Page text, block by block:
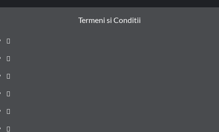
Termeni si Conditii
Prima
pagină
Știri
de
ultima
Administrație
locală
Actualitate
Justiție
Cultura